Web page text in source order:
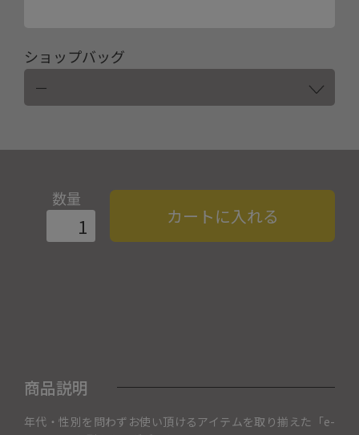
ショップバッグ
数量
カートに入れる
商品説明
年代・性別を問わずお使い頂けるアイテムを取り揃えた「e-